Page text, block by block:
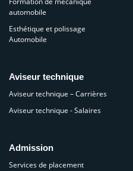
automobile
Esthétique et polissage
Automobile
Aviseur technique
Aviseur technique – Carrières
Aviseur technique - Salaires
Admission
Services de placement